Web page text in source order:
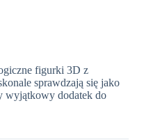
figurki 3D z
sprawdzają się jako
wyjątkowy dodatek do